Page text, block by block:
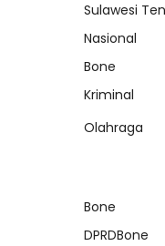
Sulawesi
Nasional
Bone
Kriminal
Olahraga
Bone
DPRDBone